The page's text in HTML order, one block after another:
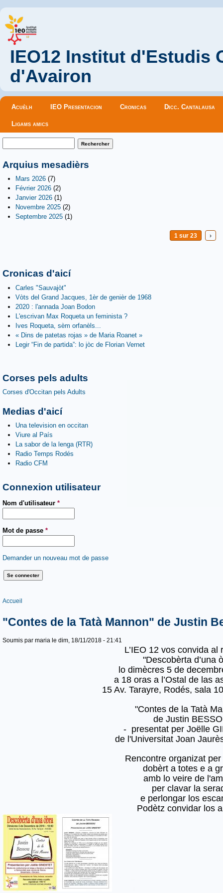
IEO12 Institut d'Estudis
d'Avairon
Menu principal
Acuèlh IEO Presentacion Cronicas Dicc. Cantalausa
Ligams amics
Formulaire de recherche
Arquius mesadièrs
Mars 2026 (7)
Février 2026 (2)
Janvier 2026 (1)
Novembre 2025 (2)
Septembre 2025 (1)
1 sur 23 ›
Cronicas d'aicí
Carles "Sauvajòt"
Vòts del Grand Jacques, 1èr de genièr de 1968
2020 : l'annada Joan Bodon
L'escrivan Max Roqueta un feminista ?
Ives Roqueta, sèm orfanèls...
« Dins de patetas rojas » de Maria Roanet »
Legir “Fin de partida”: lo jòc de Florian Vernet
Corses pels adults
Corses d'Occitan pels Adults
Medias d'aicí
Una television en occitan
Viure al País
La sabor de la lenga (RTR)
Radio Temps Rodés
Radio CFM
Connexion utilisateur
Nom d'utilisateur *
Mot de passe *
Demander un nouveau mot de passe
Vous êtes ici
Accueil
"Contes de la Tatà Mannon" de Justin
Soumis par maria le dim, 18/11/2018 - 21:41
L’IEO 12 vos convida al
"Descobèrta d’una
lo dimècres 5 de
a 18 oras a l’Ostal de las
15 Av. Tarayre, Rodés, sala
"Contes de la Tatà
de Justin
- presentat per Joëlle
de l'Universitat Joan
Rencontre organizat
dobèrt a totes e a
amb lo veire de
per clavar la
e perlongar los
Podètz convidar los